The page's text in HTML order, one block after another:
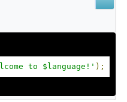
to $language!' );